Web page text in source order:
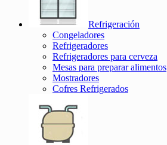
Refrigeración
Congeladores
Refrigeradores
Refrigeradores para cerveza
Mesas para preparar alimentos
Mostradores
Cofres Refrigerados